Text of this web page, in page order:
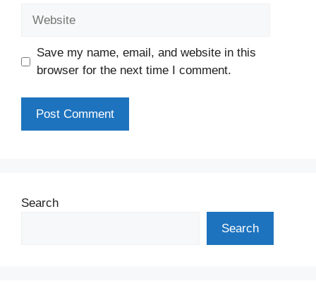
Save my name, email, and website in this
browser for the next time I comment.
Search
Search